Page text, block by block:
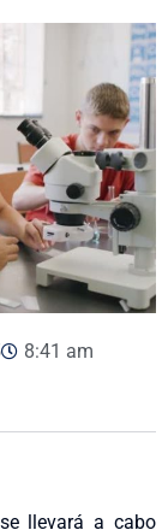
8:41 am
llevará a cabo